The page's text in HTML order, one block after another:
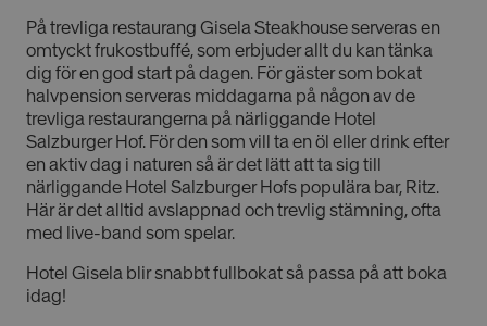
På trevliga restaurang Gisela Steakhouse serveras en
omtyckt frukostbuffé, som erbjuder allt du kan tänka
dig för en god start på dagen. För gäster som bokat
halvpension serveras middagarna på någon av de
trevliga restaurangerna på närliggande Hotel
Salzburger Hof. För den som vill ta en öl eller drink efter
en aktiv dag i naturen så är det lätt att ta sig till
närliggande Hotel Salzburger Hofs populära bar, Ritz.
Här är det alltid avslappnad och trevlig stämning, ofta
med live-band som spelar.
Hotel Gisela blir snabbt fullbokat så passa på att boka
idag!